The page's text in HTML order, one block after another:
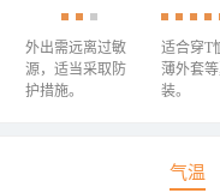
外出需远离过敏
源，适当采取防
护措施。
适合穿T
薄外套
装。
气温